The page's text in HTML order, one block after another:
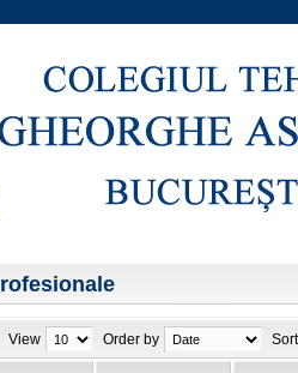
View Order by Sort